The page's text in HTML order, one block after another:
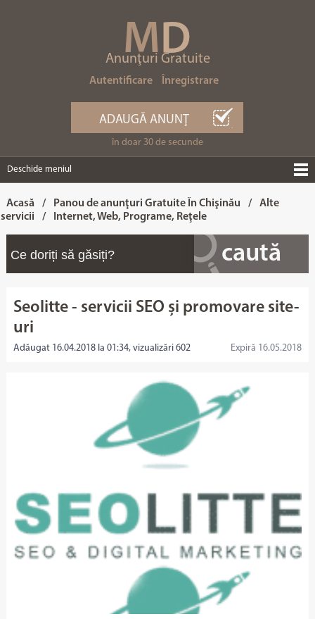
MD
Anunţuri Gratuite
Autentificare Înregistrare
ADAUGĂ ANUNŢ
în doar 30 de secunde
Deschide meniul
Acasă / Panou de anunţuri Gratuite În Chişinău /
Alte
servicii
/ Internet, Web, Programe, Reţele
Seolitte - servicii SEO și promovare site-
uri
Adăugat 16.04.2018 la 01:34, vizualizări 602 Expiră 16.05.2018